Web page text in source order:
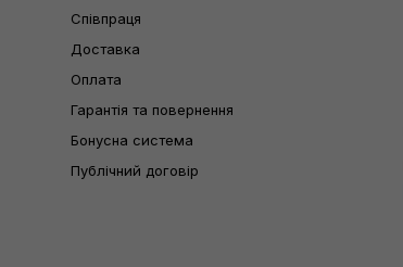
Співпраця
Доставка
Оплата
Гарантія та повернення
Бонусна система
Публічний договір